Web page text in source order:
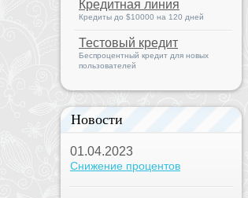
Кредитная линия
Кредиты до $10000 на 120 дней
Тестовый кредит
Беспроцентный кредит для новых
пользователей
Новости
01.04.2023
Снижение процентов